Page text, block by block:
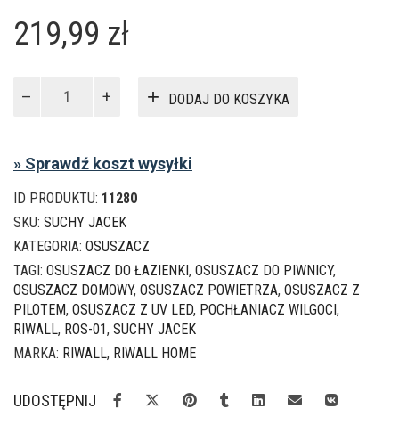
219,99 zł
Osuszacz
ROS-
1,8
l
65
W
Suchy
Jacek
DODAJ DO KOSZYKA
» Sprawdź koszt wysyłki
ID PRODUKTU: 11280
SKU: SUCHY JACEK
KATEGORIA: OSUSZACZ
TAGI: OSUSZACZ DO ŁAZIENKI, OSUSZACZ DO PIWNICY,
OSUSZACZ DOMOWY, OSUSZACZ POWIETRZA, OSUSZACZ Z
PILOTEM, OSUSZACZ Z UV LED, POCHŁANIACZ WILGOCI,
RIWALL, ROS-01, SUCHY JACEK
MARKA: RIWALL, RIWALL HOME
UDOSTĘPNIJ